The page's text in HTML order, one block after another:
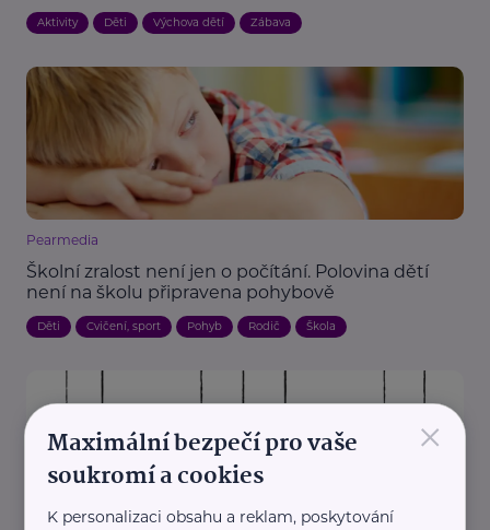
Aktivity Děti Výchova dětí Zábava
Pearmedia
Školní zralost není jen o počítání. Polovina dětí
není na školu připravena pohybově
Děti Cvičení, sport Pohyb Rodič Škola
×
Maximální bezpečí pro vaše
soukromí a cookies
K personalizaci obsahu a reklam, poskytování